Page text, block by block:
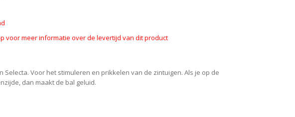
voor meer informatie over de levertijd van dit product
Selecta. Voor het stimuleren en prikkelen van de zintuigen. Als je op de
dan maakt de bal geluid.